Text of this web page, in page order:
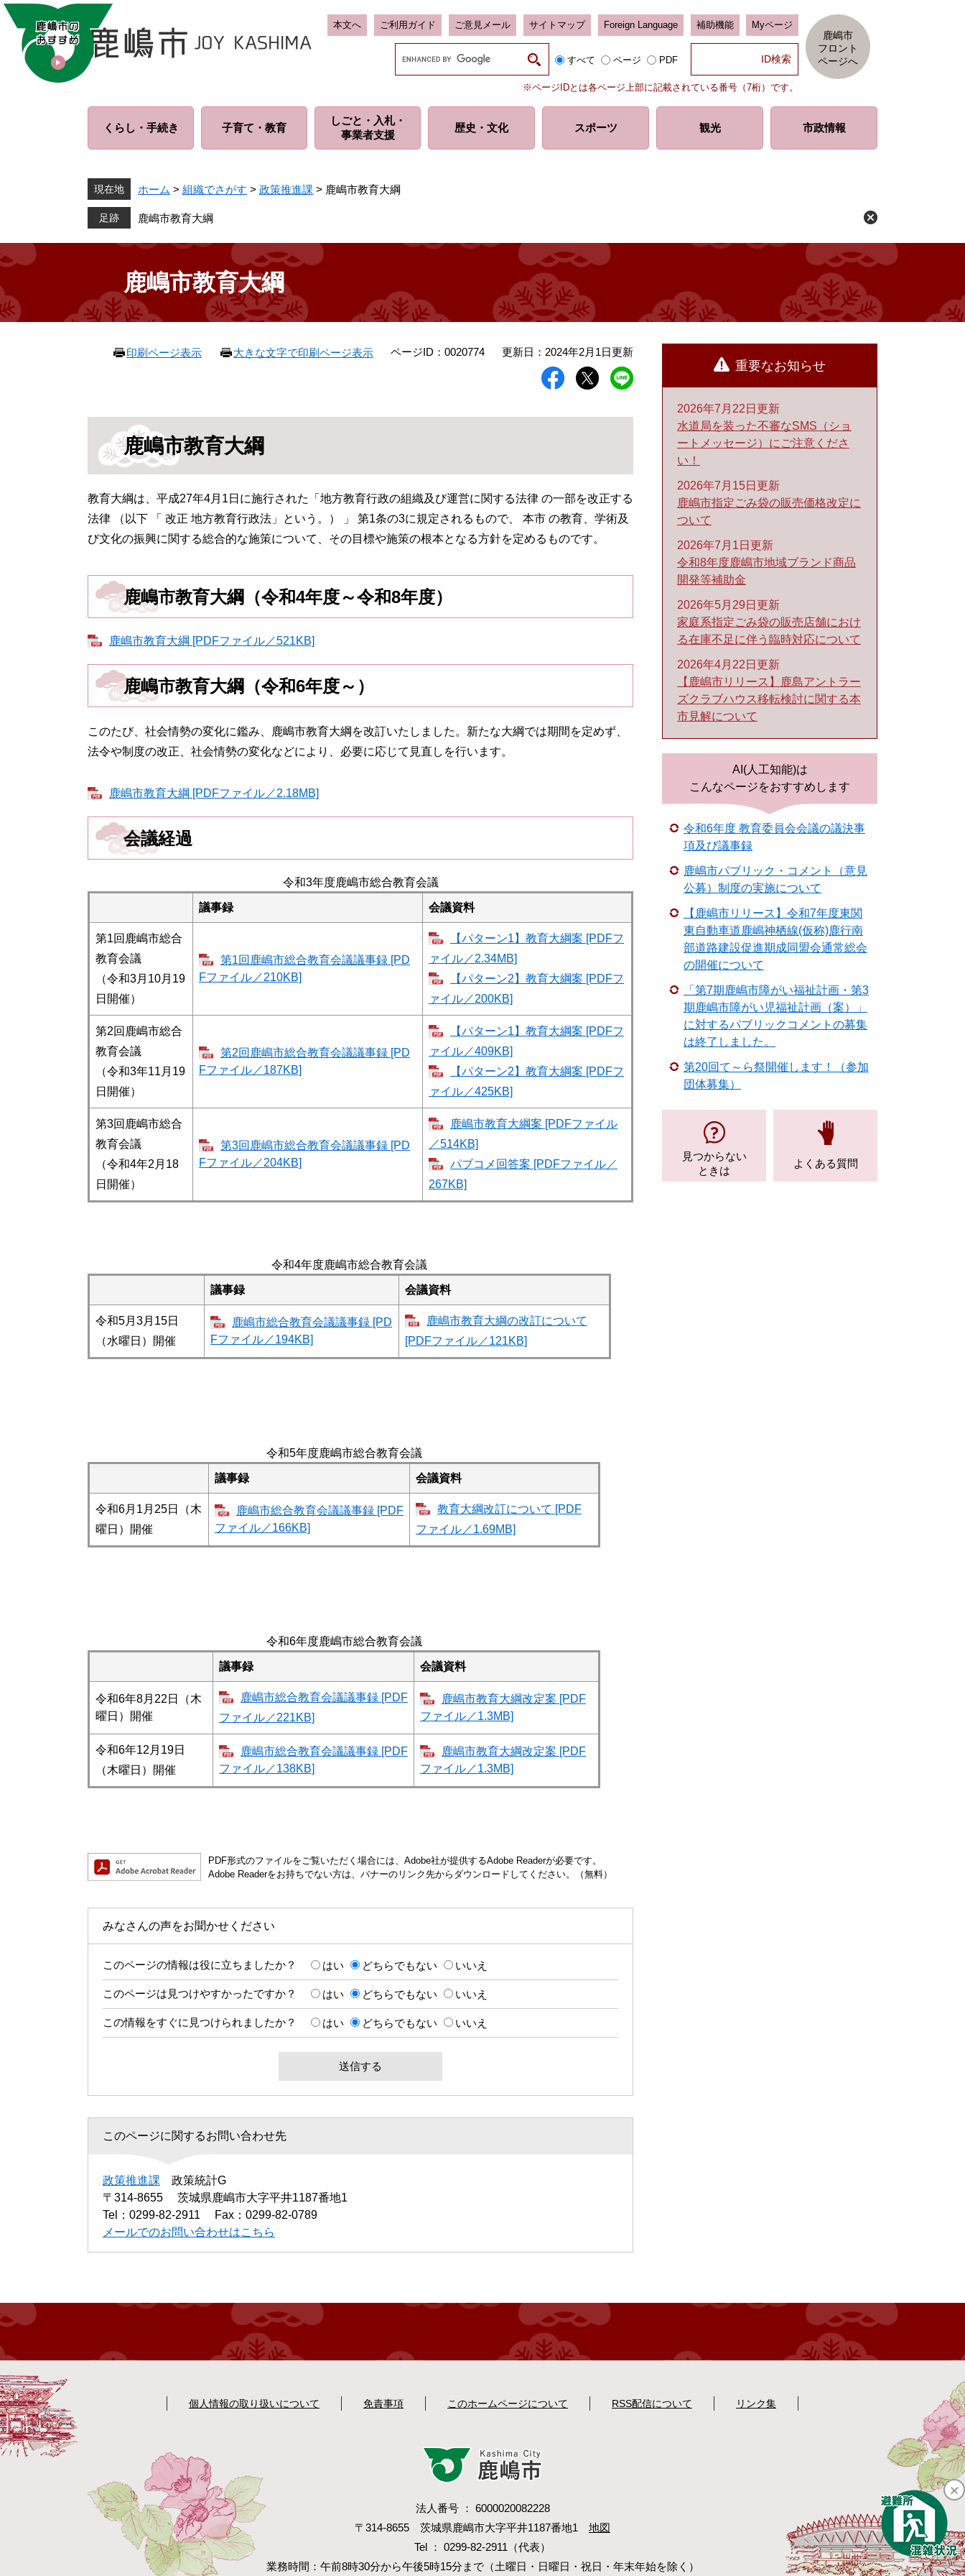
ペ
メ
本文へ ご利用ガイド ご意見メール サイトマップ Foreign Language 補助機能 Myページ
ム
すべて ページ PDF
※ページIDとは各ページ上部に記載されている番号（7桁）です。
鹿嶋市
フロント
ページへ
くらし・ 手続き 子育て・ 教育
しごと・入札・
事業者支援
歴史・ 文化 スポーツ 観光 市政情報
現在地 ホーム > 組織でさがす > 政策推進課 > 鹿嶋市教育大綱
鹿嶋市教育大綱
鹿嶋市教育大綱
印刷ページ表示 大きな文字で印刷ページ表示 ページID：0020774 更新日：2024年2月1日更新
鹿嶋市教育大綱
教育大綱は、平成27年4月1日に施行された「地方教育行政の組織及び運営に関する法律 の一部を改正する
法律 （以下 「 改正 地方教育行政法」という。） 」 第1条の3に規定されるもので、 本市 の教育、学術及
び文化の振興に関する総合的な施策について、その目標や施策の根本となる方針を定めるものです。
鹿嶋市教育大綱（令和4年度～令和8年度）
鹿嶋市教育大綱 [PDFファイル／521KB]
鹿嶋市教育大綱（令和6年度～）
このたび、社会情勢の変化に鑑み、鹿嶋市教育大綱を改訂いたしました。新たな大綱では期間を定めず、
法令や制度の改正、社会情勢の変化などにより、必要に応じて見直しを行います。
鹿嶋市教育大綱 [PDFファイル／2.18MB]
会議経過
令和3年度鹿嶋市総合教育会議
議事録 会議資料
第1回鹿嶋市総合
教育会議
（令和3月10月19
日開催）
第1回鹿嶋市総合教育会議議事録 [PD
Fファイル／210KB]
【パターン1】教育大綱案 [PDFフ
ァイル／2.34MB]
【パターン2】教育大綱案 [PDFフ
ァイル／200KB]
第2回鹿嶋市総合
教育会議
（令和3年11月19
日開催）
第2回鹿嶋市総合教育会議議事録 [PD
Fファイル／187KB]
【パターン1】教育大綱案 [PDFフ
ァイル／409KB]
【パターン2】教育大綱案 [PDFフ
ァイル／425KB]
第3回鹿嶋市総合
教育会議
（令和4年2月18
日開催）
第3回鹿嶋市総合教育会議議事録 [PD
Fファイル／204KB]
鹿嶋市教育大綱案 [PDFファイル
／514KB]
パブコメ回答案 [PDFファイル／
267KB]
令和4年度鹿嶋市総合教育会議
議事録 会議資料
令和5月3月15日
（水曜日）開催
鹿嶋市総合教育会議議事録 [PD
Fファイル／194KB]
鹿嶋市教育大綱の改訂について
[PDFファイル／121KB]
令和5年度鹿嶋市総合教育会議
議事録 会議資料
令和6月1月25日（木
曜日）開催
鹿嶋市総合教育会議議事録 [PDF
ファイル／166KB]
教育大綱改訂について [PDF
ファイル／1.69MB]
令和6年度鹿嶋市総合教育会議
議事録 会議資料
令和6年8月22日（木
曜日）開催
鹿嶋市総合教育会議議事録 [PDF
ファイル／221KB]
鹿嶋市教育大綱改定案 [PDF
ファイル／1.3MB]
令和6年12月19日
（木曜日）開催
鹿嶋市総合教育会議議事録 [PDF
ファイル／138KB]
鹿嶋市教育大綱改定案 [PDF
ファイル／1.3MB]
PDF形式のファイルをご覧いただく場合には、Adobe社が提供するAdobe Readerが必要です。
Adobe Readerをお持ちでない方は、バナーのリンク先からダウンロードしてください。（無料）
みなさんの声をお聞かせください
このページの情報は役に立ちましたか？ はい どちらでもない いいえ
このページは見つけやすかったですか？ はい どちらでもない いいえ
この情報をすぐに見つけられましたか？ はい どちらでもない いいえ
このページに関するお問い合わせ先
政策推進課
政策統計G
〒314-8655
茨城県鹿嶋市大字平井1187番地1
Tel：0299-82-2911
Fax：0299-82-0789
メールでのお問い合わせはこちら
重要なお知らせ
2026年7月22日更新
水道局を装った不審なSMS（ショ
ートメッセージ）にご注意くださ
い！
2026年7月15日更新
鹿嶋市指定ごみ袋の販売価格改定に
ついて
2026年7月1日更新
令和8年度鹿嶋市地域ブランド商品
開発等補助金
2026年5月29日更新
家庭系指定ごみ袋の販売店舗におけ
る在庫不足に伴う臨時対応について
2026年4月22日更新
【鹿嶋市リリース】鹿島アントラー
ズクラブハウス移転検討に関する本
市見解について
AI(人工知能)は
こんなページをおすすめします
令和6年度 教育委員会会議の議決事
項及び議事録
鹿嶋市パブリック・コメント（意見
公募）制度の実施について
【鹿嶋市リリース】令和7年度東関
東自動車道鹿嶋神栖線(仮称)鹿行南
部道路建設促進期成同盟会通常総会
の開催について
「第7期鹿嶋市障がい福祉計画・第3
期鹿嶋市障がい児福祉計画（案）」
に対するパブリックコメントの募集
は終了しました。
第20回て～ら祭開催します！（参加
団体募集）
見つからない
ときは
よくある質問
個人情報の取り扱いについて 免責事項 このホームページについて RSS配信について リンク集
法人番号 ： 6000020082228
〒314-8655 茨城県鹿嶋市大字平井1187番地1 地図
Tel ： 0299-82-2911（代表）
業務時間：午前8時30分から午後5時15分まで（土曜日・日曜日・祝日・年末年始を除く）